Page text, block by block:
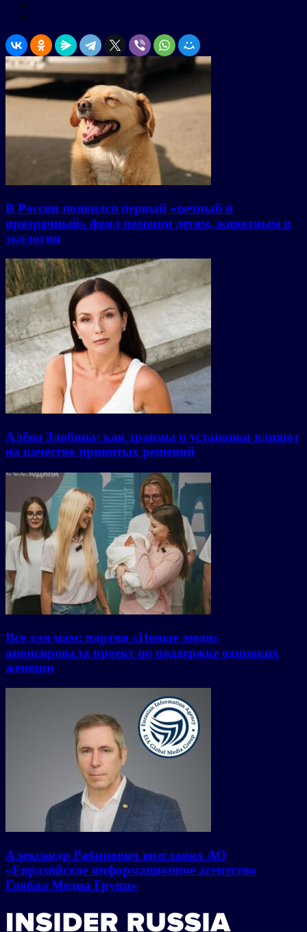
В России появился первый «вечный и
прозрачный» фонд помощи детям, животным и
экологии
Алёна Злобина: как травмы и установки влияют
на качество принятых решений
Все для мам: партия «Новые люди»
анонсировала проект по поддержке одиноких
женщин
Александр Рабинович возглавил АО
«Евразийское информационное агентство
Глобал Медиа Групп»